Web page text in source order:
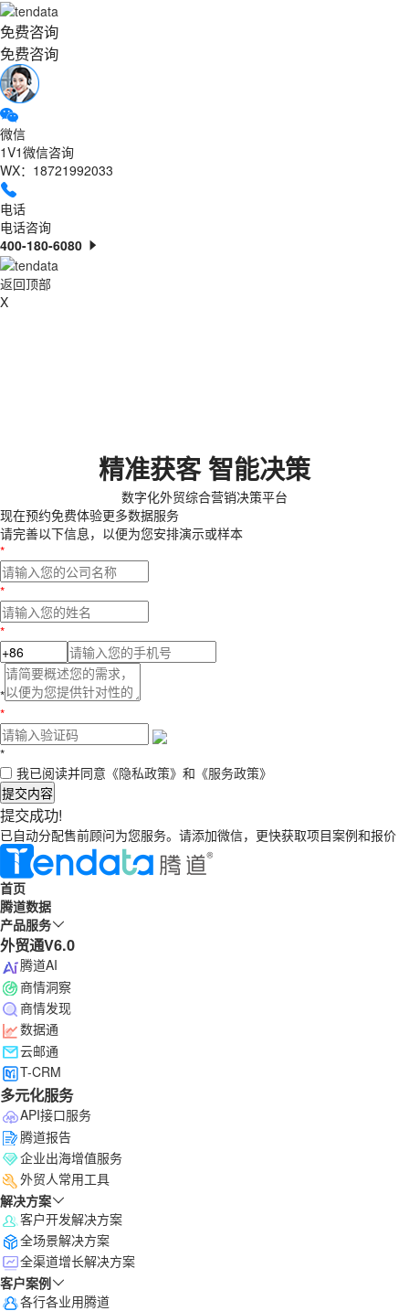
免费咨询
免费咨询
微信
1V1微信咨询
WX：18721992033
电话
电话咨询
400-180-6080
返回顶部
X
精准获客 智能决策
数字化外贸综合营销决策平台
现在预约免费体验更多数据服务
请完善以下信息，以便为您安排演示或样本
*
*
*
*
*
*
我已阅读并同意 《隐私政策》 和 《服务政策》
提交内容
提交成功!
已自动分配售前顾问为您服务。请添加微信，更快获取项目案例和报价
首页
腾道数据
产品服务
外贸通V6.0
腾道AI
商情洞察
商情发现
数据通
云邮通
T-CRM
多元化服务
API接口服务
腾道报告
企业出海增值服务
外贸人常用工具
解决方案
客户开发解决方案
全场景解决方案
全渠道增长解决方案
客户案例
各行各业用腾道